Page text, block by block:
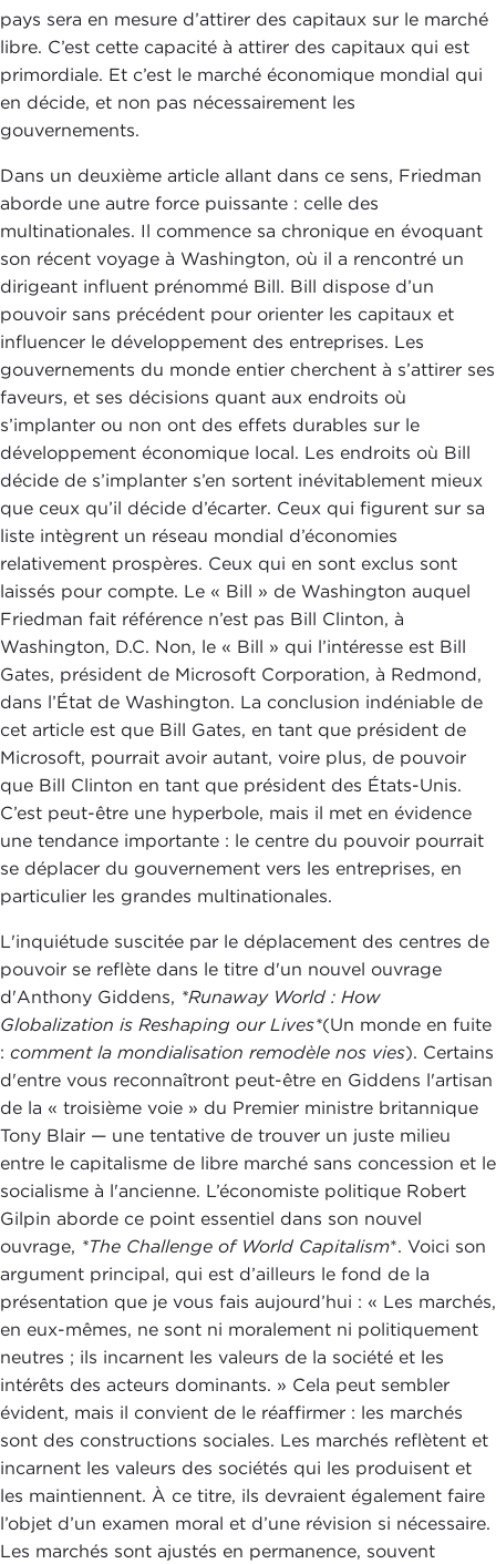
pays sera en mesure d’attirer des capitaux sur le marché
libre. C’est cette capacité à attirer des capitaux qui est
primordiale. Et c’est le marché économique mondial qui
en décide, et non pas nécessairement les
gouvernements.
Dans un deuxième article allant dans ce sens, Friedman
aborde une autre force puissante : celle des
multinationales. Il commence sa chronique en évoquant
son récent voyage à Washington, où il a rencontré un
dirigeant influent prénommé Bill. Bill dispose d’un
pouvoir sans précédent pour orienter les capitaux et
influencer le développement des entreprises. Les
gouvernements du monde entier cherchent à s’attirer ses
faveurs, et ses décisions quant aux endroits où
s’implanter ou non ont des effets durables sur le
développement économique local. Les endroits où Bill
décide de s’implanter s’en sortent inévitablement mieux
que ceux qu’il décide d’écarter. Ceux qui figurent sur sa
liste intègrent un réseau mondial d’économies
relativement prospères. Ceux qui en sont exclus sont
laissés pour compte. Le « Bill » de Washington auquel
Friedman fait référence n’est pas Bill Clinton, à
Washington, D.C. Non, le « Bill » qui l’intéresse est Bill
Gates, président de Microsoft Corporation, à Redmond,
dans l’État de Washington. La conclusion indéniable de
cet article est que Bill Gates, en tant que président de
Microsoft, pourrait avoir autant, voire plus, de pouvoir
que Bill Clinton en tant que président des États-Unis.
C’est peut-être une hyperbole, mais il met en évidence
une tendance importante : le centre du pouvoir pourrait
se déplacer du gouvernement vers les entreprises, en
particulier les grandes multinationales.
L'inquiétude suscitée par le déplacement des centres de
pouvoir se reflète dans le titre d'un nouvel ouvrage
d'Anthony Giddens, *Runaway World : How
Globalization is Reshaping our Lives*(Un monde en fuite
: comment la mondialisation remodèle nos vies). Certains
d'entre vous reconnaîtront peut-être en Giddens l'artisan
de la « troisième voie » du Premier ministre britannique
Tony Blair — une tentative de trouver un juste milieu
entre le capitalisme de libre marché sans concession et le
socialisme à l'ancienne. L’économiste politique Robert
Gilpin aborde ce point essentiel dans son nouvel
ouvrage, *The Challenge of World Capitalism*. Voici son
argument principal, qui est d’ailleurs le fond de la
présentation que je vous fais aujourd’hui : « Les marchés,
en eux-mêmes, ne sont ni moralement ni politiquement
neutres ; ils incarnent les valeurs de la société et les
intérêts des acteurs dominants. » Cela peut sembler
évident, mais il convient de le réaffirmer : les marchés
sont des constructions sociales. Les marchés reflètent et
incarnent les valeurs des sociétés qui les produisent et
les maintiennent. À ce titre, ils devraient également faire
l’objet d’un examen moral et d’une révision si nécessaire.
Les marchés sont ajustés en permanence, souvent